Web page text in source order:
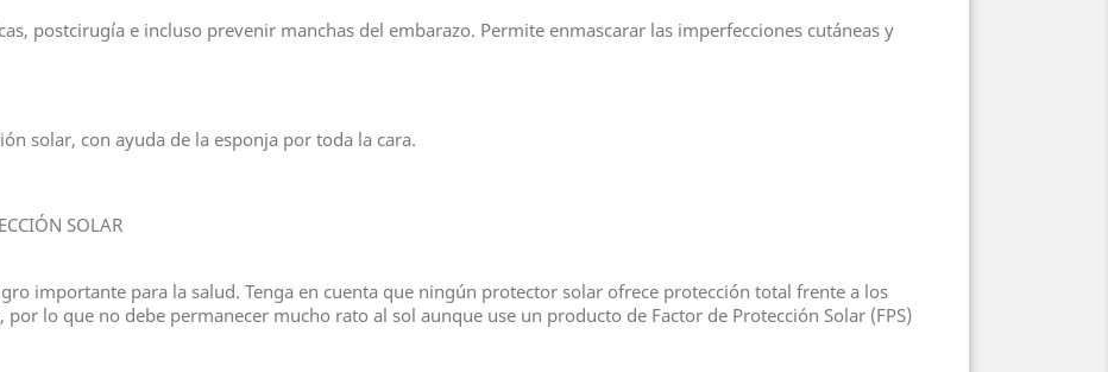
postcirugía e incluso prevenir manchas del embarazo. Permite enmascarar las imperfecciones cutáneas y
solar, con ayuda de la esponja por toda la cara.
SOLAR
importante para la salud. Tenga en cuenta que ningún protector solar ofrece protección total frente a los
lo que no debe permanecer mucho rato al sol aunque use un producto de Factor de Protección Solar (FPS)